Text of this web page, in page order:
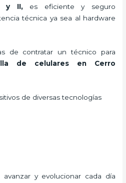
y II,es eficiente y seguro
técnica ya sea al hardware
de contratar un técnico para
de celulares
en Cerro
de diversas tecnologías
y evolucionar cada día